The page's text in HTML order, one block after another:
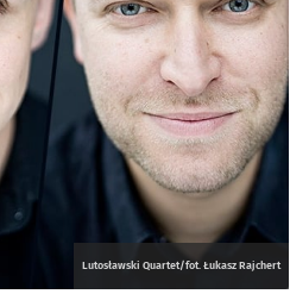
Lutosławski Quartet/fot. Łukasz Rajchert